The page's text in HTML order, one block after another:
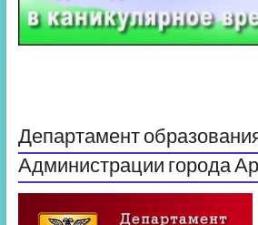
Департамент
Администрации города